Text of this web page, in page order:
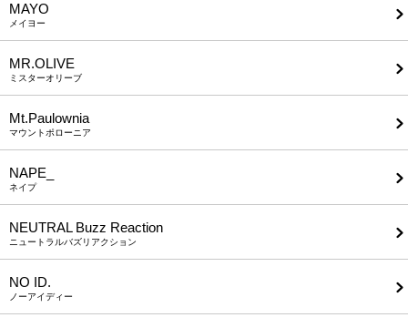
MAYO
メイヨー
MR.OLIVE
ミスターオリーブ
Mt.Paulownia
マウントポローニア
NAPE_
ネイプ
NEUTRAL Buzz Reaction
ニュートラルバズリアクション
NO ID.
ノーアイディー